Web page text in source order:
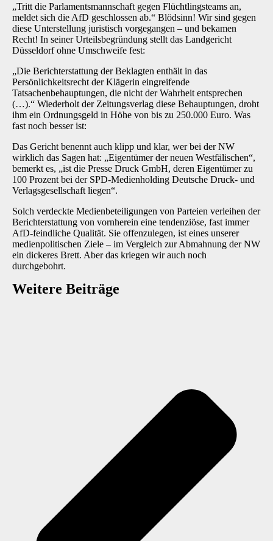
„Tritt die Parlamentsmannschaft gegen Flüchtlingsteams an,
meldet sich die AfD geschlossen ab.“ Blödsinn! Wir sind gegen
diese Unterstellung juristisch vorgegangen – und bekamen
Recht! In seiner Urteilsbegründung stellt das Landgericht
Düsseldorf ohne Umschweife fest:
„Die Berichterstattung der Beklagten enthält in das
Persönlichkeitsrecht der Klägerin eingreifende
Tatsachenbehauptungen, die nicht der Wahrheit entsprechen
(…).“ Wiederholt der Zeitungsverlag diese Behauptungen, droht
ihm ein Ordnungsgeld in Höhe von bis zu 250.000 Euro. Was
fast noch besser ist:
Das Gericht benennt auch klipp und klar, wer bei der NW
wirklich das Sagen hat: „Eigentümer der neuen Westfälischen“,
bemerkt es, „ist die Presse Druck GmbH, deren Eigentümer zu
100 Prozent bei der SPD-Medienholding Deutsche Druck- und
Verlagsgesellschaft liegen“.
Solch verdeckte Medienbeteiligungen von Parteien verleihen der
Berichterstattung von vornherein eine tendenziöse, fast immer
AfD-feindliche Qualität. Sie offenzulegen, ist eines unserer
medienpolitischen Ziele – im Vergleich zur Abmahnung der NW
ein dickeres Brett. Aber das kriegen wir auch noch
durchgebohrt.
Weitere Beiträge